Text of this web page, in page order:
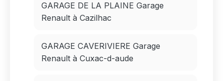
GARAGE DE LA PLAINE Garage
Renault à Cazilhac
GARAGE CAVERIVIERE Garage
Renault à Cuxac-d-aude